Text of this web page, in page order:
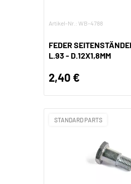
Artikel-Nr.: WB-4788
FEDER
L.93 - D.12X1,8MM
2,40 €
STANDARD PARTS